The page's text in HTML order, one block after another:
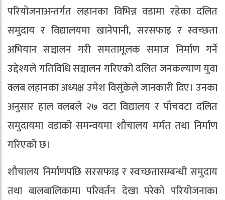
परियोजनाअन्तर्गत लहानका विभिन्न वडामा रहेका दलित
समुदाय र विद्यालयमा खानेपानी, सरसफाइ र स्वच्छता
अभियान सञ्चालन गरी समतामूलक समाज निर्माण गर्ने
उद्देश्यले गतिविधि सञ्चालन गरिएको दलित जनकल्याण युवा
क्लब लहानका अध्यक्ष उमेश विसुंकेले जानकारी दिए। उनका
अनुसार हाल क्लबले २७ वटा विद्यालय र पाँचवटा दलित
समुदायमा वडाको समन्वयमा शौचालय मर्मत तथा निर्माण
गरिएको छ।
शौचालय निर्माणपछि सरसफाइ र स्वच्छतासम्बन्धी समुदाय
तथा बालबालिकामा परिवर्तन देखा परेको परियोजनाका